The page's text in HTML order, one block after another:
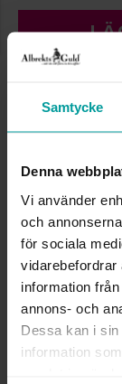
Samtycke
Denna
Vi använder
och
för sociala
vidarebefordrar
information
annons- och
Dessa kan i
information
INFO
HÖJD CA (MM)
LÄNGD CA (CM)
VARUMÄRKE
STEN/PÄRLA